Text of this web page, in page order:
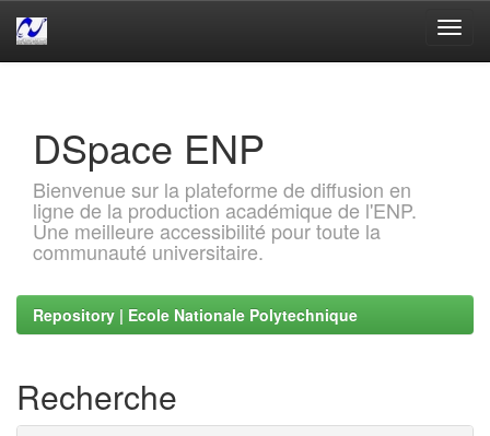
DSpace ENP
Bienvenue sur la plateforme de diffusion en
ligne de la production académique de l'ENP.
Une meilleure accessibilité pour toute la
communauté universitaire.
Repository | Ecole Nationale Polytechnique
Recherche